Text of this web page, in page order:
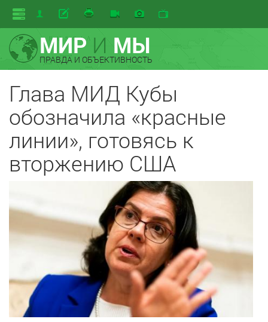
МИРИ МЫ
ПРАВДА И ОБЪЕКТИВНОСТЬ
Глава МИД Кубы
обозначила «красные
линии», готовясь к
вторжению США